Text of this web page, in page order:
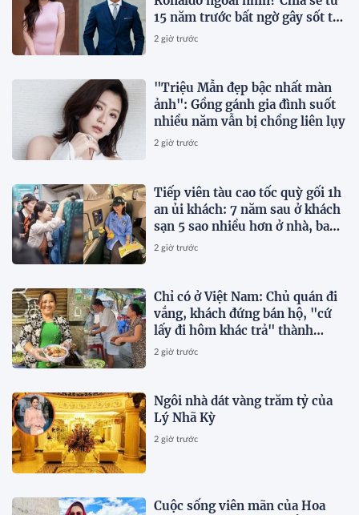
15 năm trước bất ngờ gây sốt trở
lại
2 giờ trước
"Triệu Mẫn đẹp bậc nhất màn
ảnh": Gồng gánh gia đình suốt
nhiều năm vẫn bị chồng liên lụy
2 giờ trước
Tiếp viên tàu cao tốc quỳ gối 1h
an ủi khách: 7 năm sau ở khách
sạn 5 sao nhiều hơn ở nhà, bay
hạng thương gia
2 giờ trước
Chỉ có ở Việt Nam: Chủ quán đi
vắng, khách đứng bán hộ, "cứ
lấy đi hôm khác trả" thành
chuyện thường ngày
2 giờ trước
Ngôi nhà dát vàng trăm tỷ của
Lý Nhã Kỳ
2 giờ trước
Cuộc sống viên mãn của Hoa